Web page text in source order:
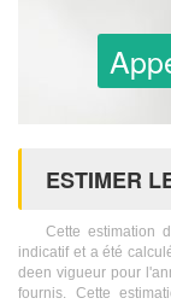
ESTIMER
Cette estimation
indicatif et a été
deen vigueur pour
fournis. Cette